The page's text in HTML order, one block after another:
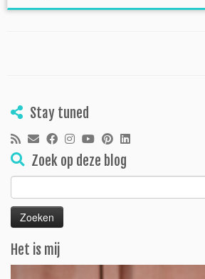
Stay tuned
Zoek op deze blog
Zoeken
naar:
Het is mij